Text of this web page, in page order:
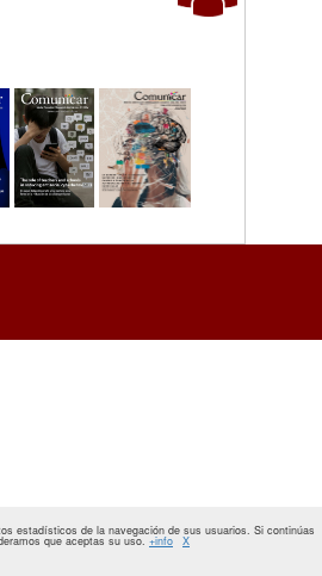
estadísticos de la navegación de sus usuarios. Si continúas
que aceptas su uso. +info X